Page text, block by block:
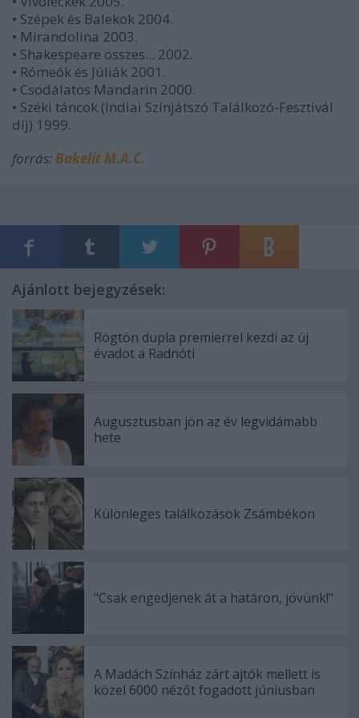
• Szépek és Balekok 2004.
• Mirandolina 2003.
• Shakespeare összes... 2002.
• Rómeók és Júliák 2001.
• Csodálatos Mandarin 2000.
• Széki táncok (Indiai Színjátszó Találkozó-Fesztivál
díj) 1999.
forrás:Bakelit M.A.C.
Ajánlott bejegyzések:
Rögtön dupla premierrel kezdi az új
évadot a Radnóti
Augusztusban jön az év legvidámabb
hete
Különleges találkozások Zsámbékon
"Csak engedjenek át a határon, jövünk!"
A Madách Színház zárt ajtók mellett is
közel 6000 nézőt fogadott júniusban